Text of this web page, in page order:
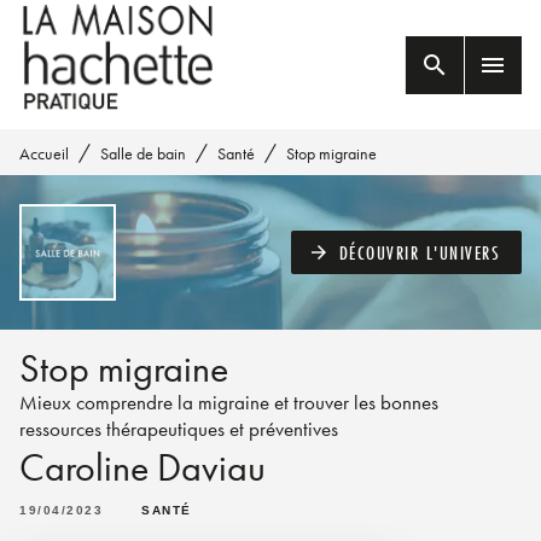
MENU RECHERCHE
PIED DE PAGE
search menu
Accueil / Salle de bain / Santé / Stop migraine
arrow_forward DÉCOUVRIR L'UNIVERS
Stop migraine
Mieux comprendre la migraine et trouver les bonnes
ressources thérapeutiques et préventives
Caroline Daviau
19/04/2023 SANTÉ